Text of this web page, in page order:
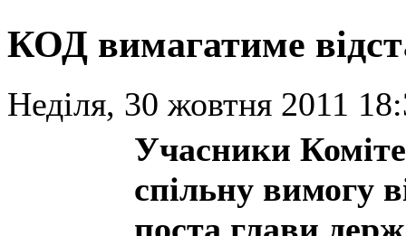
КОД вимагатиме
Неділя, 30 жовтня 2011
Учасники
спільну вимогу